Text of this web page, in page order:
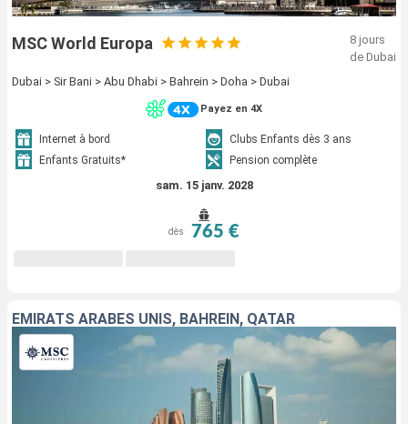
MSC World Europa
8 jours
de Dubai
Dubai > Sir Bani > Abu Dhabi > Bahrein > Doha > Dubai
Payez en 4X
Internet à bord
Clubs Enfants dès 3 ans
Enfants Gratuits*
Pension complète
sam. 15 janv. 2028
dès 765 €
EMIRATS ARABES UNIS, BAHREIN, QATAR